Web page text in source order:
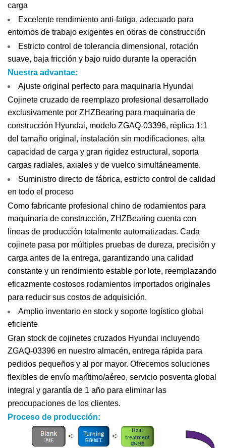
carga
Excelente rendimiento anti-fatiga, adecuado para
entornos de trabajo exigentes en obras de construcción
Estricto control de tolerancia dimensional, rotación
suave, baja fricción y bajo ruido durante la operación
Nuestra advantae:
Ajuste original perfecto para maquinaria Hyundai
Cojinete cruzado de reemplazo profesional desarrollado
exclusivamente por ZHZBearing para maquinaria de
construcción Hyundai, modelo ZGAQ-03396, réplica 1:1
del tamaño original, instalación sin modificaciones, alta
capacidad de carga y gran rigidez estructural, soporta
cargas radiales, axiales y de vuelco simultáneamente.
Suministro directo de fábrica, estricto control de calidad
en todo el proceso
Como fabricante profesional chino de rodamientos para
maquinaria de construcción, ZHZBearing cuenta con
líneas de producción totalmente automatizadas. Cada
cojinete pasa por múltiples pruebas de dureza, precisión y
carga antes de la entrega, garantizando una calidad
constante y un rendimiento estable por lote, reemplazando
eficazmente costosos rodamientos importados originales
para reducir sus costos de adquisición.
Amplio inventario en stock y soporte logístico global
eficiente
Gran stock de cojinetes cruzados Hyundai incluyendo
ZGAQ-03396 en nuestro almacén, entrega rápida para
pedidos pequeños y al por mayor. Ofrecemos soluciones
flexibles de envío marítimo/aéreo, servicio posventa global
integral y garantía de 1 año para eliminar las
preocupaciones de los clientes.
Proceso de producción: